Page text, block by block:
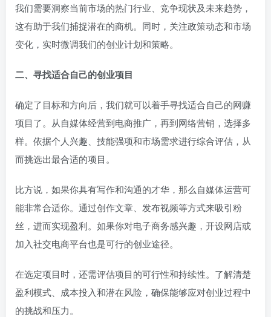
我们需要洞察当前市场的热门行业、竞争现状及未来趋势，
这有助于我们捕捉潜在的商机。同时，关注政策动态和市场
变化，实时微调我们的创业计划和策略。
二、寻找适合自己的创业项目
确定了目标和方向后，我们就可以着手寻找适合自己的网赚
项目了。从自媒体经营到电商推广，再到网络营销，选择多
样。依据个人兴趣、技能强项和市场需求进行综合评估，从
而挑选出最合适的项目。
比方说，如果你具有写作和沟通的才华，那么自媒体运营可
能非常合适你。通过创作文章、发布视频等方式来吸引粉
丝，进而实现盈利。如果你对电子商务感兴趣，开设网店或
加入社交电商平台也是可行的创业途径。
在选定项目时，还需评估项目的可行性和持续性。了解清楚
盈利模式、成本投入和潜在风险，确保能够应对创业过程中
的挑战和压力。